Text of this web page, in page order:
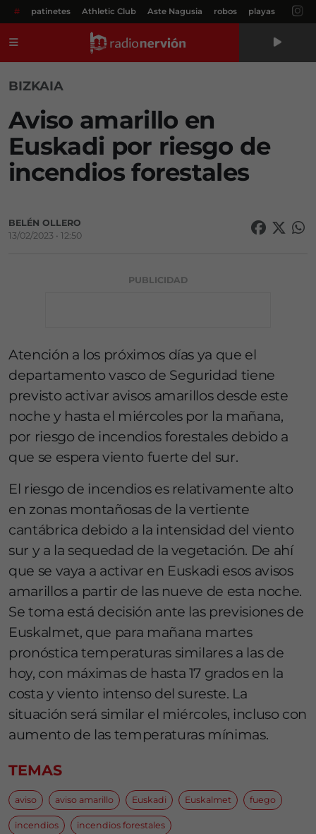
# patinetes Athletic Club Aste Nagusia robos playas
BIZKAIA
Aviso amarillo en
Euskadi por riesgo de
incendios forestales
BELÉN OLLERO
13/02/2023 • 12:50
PUBLICIDAD
Atención a los próximos días ya que el
departamento vasco de Seguridad tiene
previsto activar avisos amarillos desde este
noche y hasta el miércoles por la mañana,
por riesgo de incendios forestales debido a
que se espera viento fuerte del sur.
El riesgo de incendios es relativamente alto
en zonas montañosas de la vertiente
cantábrica debido a la intensidad del viento
sur y a la sequedad de la vegetación. De ahí
que se vaya a activar en Euskadi esos avisos
amarillos a partir de las nueve de esta noche.
Se toma está decisión ante las previsiones de
Euskalmet, que para mañana martes
pronóstica temperaturas similares a las de
hoy, con máximas de hasta 17 grados en la
costa y viento intenso del sureste. La
situación será similar el miércoles, incluso con
aumento de las temperaturas mínimas.
TEMAS
aviso aviso amarillo Euskadi Euskalmet fuego
incendios incendios forestales